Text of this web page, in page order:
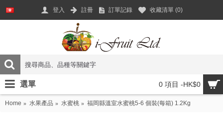
登入 註冊 訂單記錄 收藏清單 (0)
0 項目 -HK$0
選單
Home 水果產品 水蜜桃 福岡縣溫室水蜜桃5-6 個裝(每箱) 1.2Kg